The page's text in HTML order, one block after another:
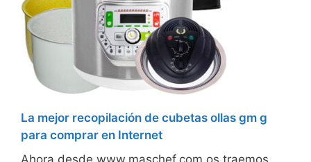
La mejor recopilación de cubetas ollas gm g
para comprar en Internet